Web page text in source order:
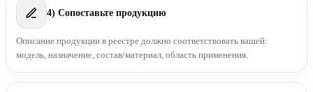
4) Сопоставьте продукцию
Описание продукции в реестре должно соответствовать вашей:
модель, назначение, состав/материал, область применения.